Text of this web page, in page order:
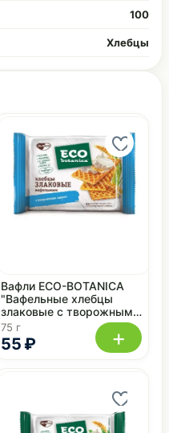
100
Хлебцы
55 ₽
Вафли ECO-BOTANICA
"Вафельные хлебцы
злаковые с творожным
сыром" с жировой
начинкой 75 г
75 г +